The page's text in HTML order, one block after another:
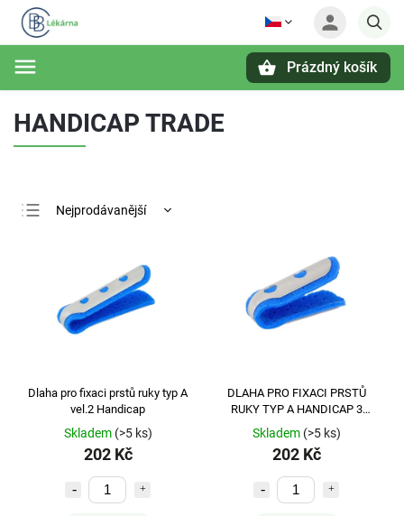
Prázdný košík
HANDICAP TRADE
Nejprodávanější
Abecedně
Dlaha pro fixaci prstů ruky typ A
vel.2 Handicap
Skladem (>5 ks)
202 Kč
DLAHA PRO FIXACI PRSTŮ
RUKY TYP A HANDICAP 3
VELIKOSTI DLE DÉLKY - A1
(56MM), A2 (86MM), A3 (
Skladem (>5 ks)
202 Kč